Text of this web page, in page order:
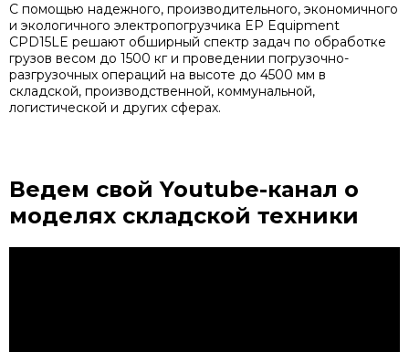
С помощью надежного, производительного, экономичного
и экологичного электропогрузчика EP Equipment
CPD15LE решают обширный спектр задач по обработке
грузов весом до 1500 кг и проведении погрузочно-
разгрузочных операций на высоте до 4500 мм в
складской, производственной, коммунальной,
логистической и других сферах.
Ведем свой Youtube-канал о
моделях складской техники